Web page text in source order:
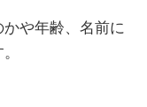
や年齢、名前に